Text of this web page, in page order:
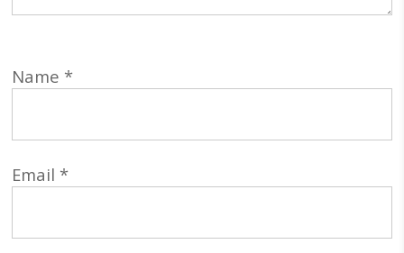
Name *
Email *